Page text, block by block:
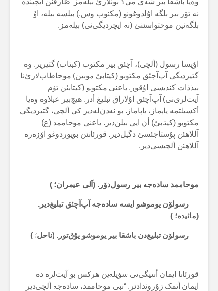
وەیا باشقا بیر شەی می؟ بونلارئ بیلەمز. ظارفئن ایچیندە
نە تۆر بیر بلگە اۇلدوغونو (مکتوب وس.) بیلسە بیلە، اۇ
بلگەنین موحتواسئنئ (نە ایچردیگی‌نی) بیلەمز.
اۇیسا رسول (ألچی)، آچئق بیر مکتوب (کیتاب) گتیریر. وە
گتیردیگی آپ‌آچئق مکتوبو (کیتابئ موبین) موحاطاب‌لارئ‌نا
بیذذات کندیسی اۇقور. یاعنی مکتوبو (کیتابئن تۆم
آیت‌لری‌نی) آپ‌آچئق اۇلاراق تبلیغ أدر. هیچ‌بیر عیلاوە وەیا
أکسیلتمە یاپماز، یاپاماز. بو نەدن‌لەدیر کی ألچی، گتیردیگی
مکتوبو (کیتابئ) أن ایی بیلن‌دیر. یاعنی موحاممد (ع)
آللاهئن پۇستاجئسئ دگیل‌دیر. قورئانئن بویوردوغو اۆزەرە
آللاهئن ألچیسی‌دیر.
موحاممد سادەجە بیر رسول‌دۆر. (آلی عیمران؛ )
رسولۆن یوموشو ایسە سادەجە آپ‌آچئق تبلیغ‌دیر.
(مائیدە؛ )
رسولۆن تبلیغ‌دن باشقا بیر یوموشو یۇق‌تور. (ناحل؛ )
قورئانا ایمان أتتیگی‌نی سؤیلەین هرکس بو آیت‌لرە دە
ایمان أتمک زۇروندادئر. “نبی موحاممد، سادەجە ألچی‌دیر